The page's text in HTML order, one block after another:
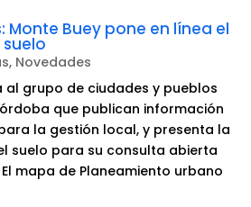
Monte Buey pone en línea el
, Novedades
al grupo de ciudades y pueblos
que publican información
la gestión local, y presenta la
suelo para su consulta abierta
mapa de Planeamiento urbano